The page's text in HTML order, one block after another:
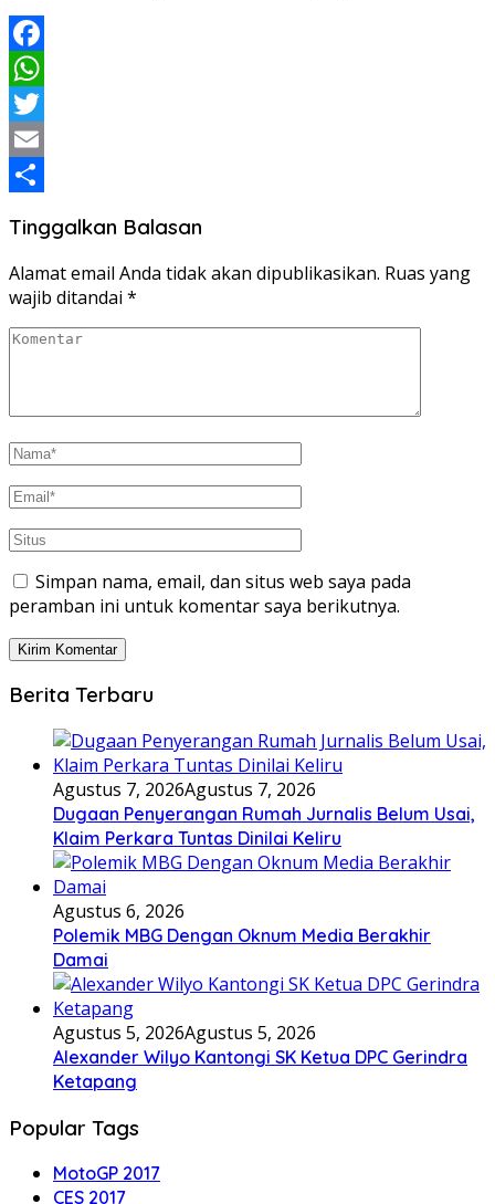
Facebook
WhatsApp
Twitter
Email
Tinggalkan Balasan
Alamat email Anda tidak akan dipublikasikan. Ruas yang
wajib ditandai *
Simpan nama, email, dan situs web saya pada
peramban ini untuk komentar saya berikutnya.
Berita Terbaru
Agustus 7, 2026Agustus 7, 2026
Dugaan Penyerangan Rumah Jurnalis Belum Usai,
Klaim Perkara Tuntas Dinilai Keliru
Agustus 6, 2026
Polemik MBG Dengan Oknum Media Berakhir
Damai
Agustus 5, 2026Agustus 5, 2026
Alexander Wilyo Kantongi SK Ketua DPC Gerindra
Ketapang
Popular Tags
MotoGP 2017
CES 2017